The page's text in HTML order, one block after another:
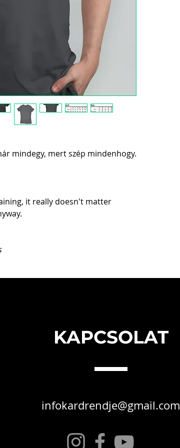
mindegy, mert szép mindenhogy.
it really doesn't matter
KAPCSOLAT
infokardrendje@gmail.com